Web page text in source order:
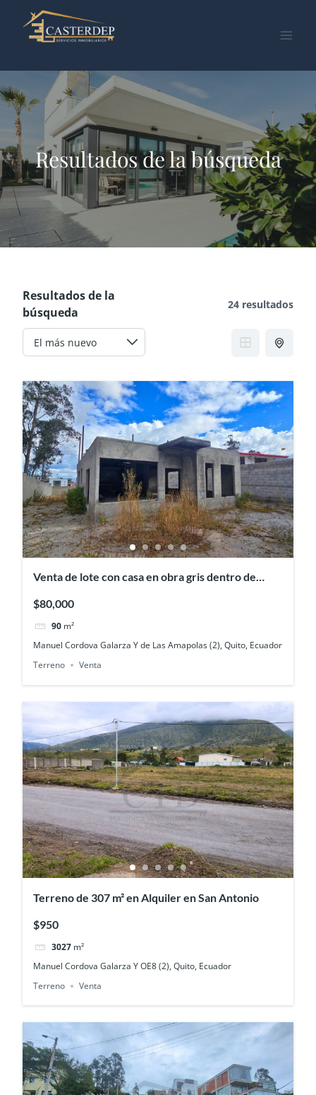
contenido
Resultados de la búsqueda
Resultados de la
búsqueda
24 resultados
Venta de lote con casa en obra gris dentro de
$80,000
90 m²
Manuel Cordova Galarza Y de Las Amapolas (2), Quito, Ecuador
Terreno
Venta
Terreno de 307 m² en Alquiler en San Antonio
$950
3027 m²
Manuel Cordova Galarza Y OE8 (2), Quito, Ecuador
Terreno
Venta